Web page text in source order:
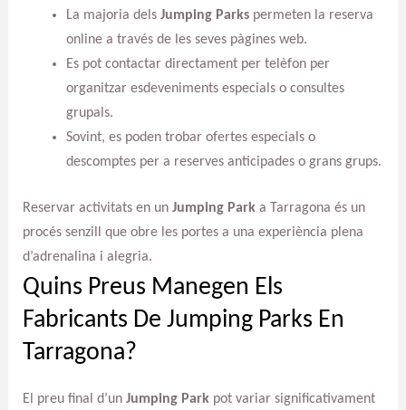
La majoria dels Jumping Parkspermeten la reserva
online a través de les seves pàgines web.
Es pot contactar directament per telèfon per
organitzar esdeveniments especials o consultes
grupals.
Sovint, es poden trobar ofertes especials o
descomptes per a reserves anticipades o grans grups.
Reservar activitats en un Jumping Parka Tarragona és un
procés senzill que obre les portes a una experiència plena
d’adrenalina i alegria.
Quins Preus Manegen Els
Fabricants De Jumping Parks En
Tarragona?
El preu final d’un Jumping Parkpot variar significativament